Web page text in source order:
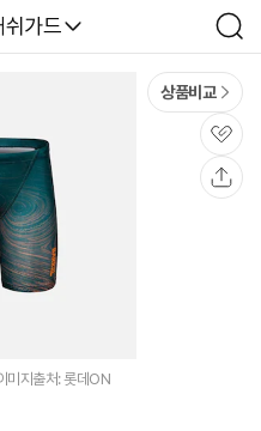
가드
검
색
상품비교
관
심
미지출처: 롯데ON